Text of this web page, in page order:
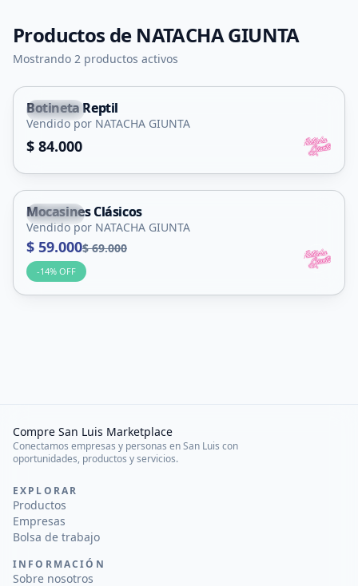
Productos de NATACHA GIUNTA
Mostrando 2 productos activos
Merlo
Botineta Reptil
Vendido por NATACHA GIUNTA
$ 84.000
Merlo
Mocasines Clásicos
Vendido por NATACHA GIUNTA
$ 59.000$ 69.000
-14% OFF
Compre San Luis Marketplace
Conectamos empresas y personas en San Luis con
oportunidades, productos y servicios.
EXPLORAR
Productos
Empresas
Bolsa de trabajo
INFORMACIÓN
Sobre nosotros